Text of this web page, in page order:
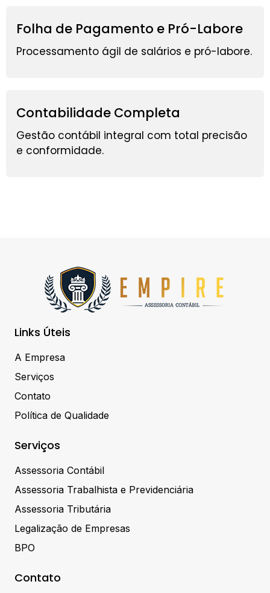
Folha de Pagamento e Pró-Labore
Processamento ágil de salários e pró-labore.
Contabilidade Completa
Gestão contábil integral com total precisão
e conformidade.
Links Úteis
A Empresa
Serviços
Contato
Política de Qualidade
Serviços
Assessoria Contábil
Assessoria Trabalhista e Previdenciária
Assessoria Tributária
Legalização de Empresas
BPO
Contato